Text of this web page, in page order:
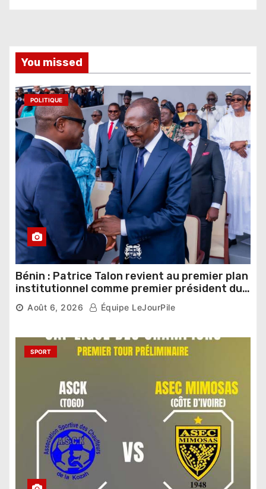
You missed
POLITIQUE
Bénin : Patrice Talon revient au premier plan
institutionnel comme premier président du
Sénat
Août 6, 2026 Équipe LeJourPile
SPORT